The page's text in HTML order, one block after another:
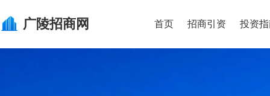
广陵招商网 首页 招商引资 投资